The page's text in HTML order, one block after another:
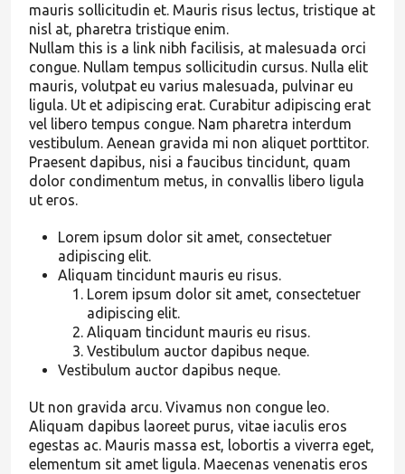
mauris sollicitudin et. Mauris risus lectus, tristique at
nisl at, pharetra tristique enim.
Nullam this is a link nibh facilisis, at malesuada orci
congue. Nullam tempus sollicitudin cursus. Nulla elit
mauris, volutpat eu varius malesuada, pulvinar eu
ligula. Ut et adipiscing erat. Curabitur adipiscing erat
vel libero tempus congue. Nam pharetra interdum
vestibulum. Aenean gravida mi non aliquet porttitor.
Praesent dapibus, nisi a faucibus tincidunt, quam
dolor condimentum metus, in convallis libero ligula
ut eros.
Lorem ipsum dolor sit amet, consectetuer
adipiscing elit.
Aliquam tincidunt mauris eu risus.
Lorem ipsum dolor sit amet, consectetuer
adipiscing elit.
Aliquam tincidunt mauris eu risus.
Vestibulum auctor dapibus neque.
Vestibulum auctor dapibus neque.
Ut non gravida arcu. Vivamus non congue leo.
Aliquam dapibus laoreet purus, vitae iaculis eros
egestas ac. Mauris massa est, lobortis a viverra eget,
elementum sit amet ligula. Maecenas venenatis eros